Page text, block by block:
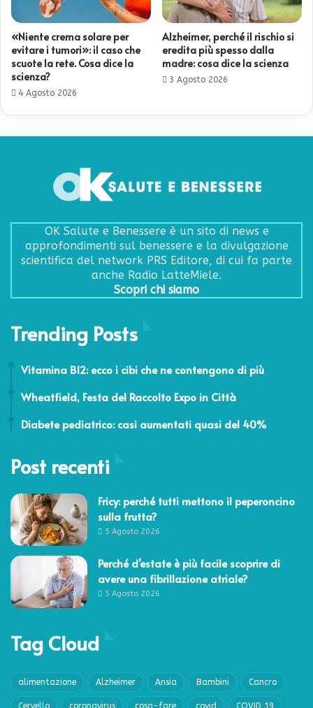
«Niente crema solare per
evitare i tumori»: il caso che
scuote la rete. Cosa dice la
scienza?
4 Agosto 2026
Alzheimer, perché il rischio si
eredita più spesso dalla
madre: cosa dice la scienza
3 Agosto 2026
OK Salute e Benessere è un sito di news e
approfondimenti sul benessere e la divulgazione
scientifica del network PRS Editore, di cui fa parte
anche Radio LatteMiele.
Scopri chi siamo
Trending Posts
Vitamina B12: ecco i cibi che ne contengono di più
Wheatfield, Festa del Raccolto Expo in Città
Diabete pediatrico: casi aumentati quasi del 40%
Post recenti
Fricy: perché tutti mettono il peperoncino
sulla frutta?
5 Agosto 2026
Perché d’estate è più facile scoprire di
avere una fibrillazione atriale?
5 Agosto 2026
Tag Cloud
alimentazione Alzheimer Ansia Bambini Cancro